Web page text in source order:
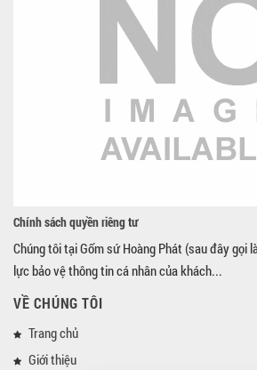
Chính sách quyền riêng tư
Chúng tôi tại Gốm sứ Hoàng Phát (sau đây gọi
lực bảo vệ thông tin cá nhân của khách...
VỀ CHÚNG TÔI
Trang chủ
Giới thiệu